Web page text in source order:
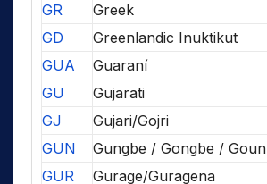
GR
Greek
GD
Greenlandic Inuktikut
GUA
Guaraní
GU
Gujarati
GJ
Gujari/Gojri
GUN
Gungbe / Gongbe / Goun
GUR
Gurage/Guragena